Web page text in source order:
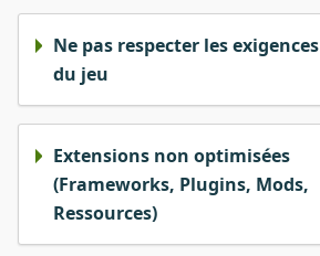
Ne pas respecter les exigences
du jeu
Extensions non optimisées
(Frameworks, Plugins, Mods,
Ressources)